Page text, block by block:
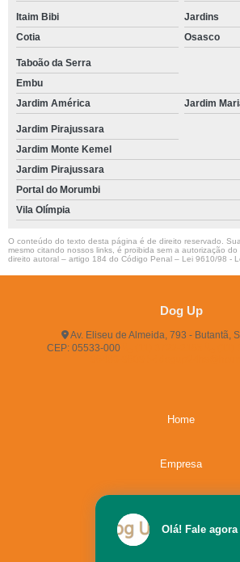
Itaim Bibi
Jardins
Cotia
Osasco
Taboão da Serra
Embu
Jardim América
Jardim
Jardim Pirajussara
Jardim Monte Kemel
Jardim Pirajussara
Portal do Morumbi
Vila Olímpia
O conteúdo do texto desta página é de direito reservado.
mesmo citando nossos links, é proibida sem a autorização do
direito autoral – artigo 184 do Código Penal – Lei 9610/98 -
Dog Up
Av. Eliseu de Almeida, 793 - Butantã,
CEP: 05533-000
Home
Empresa
Olá! Fale